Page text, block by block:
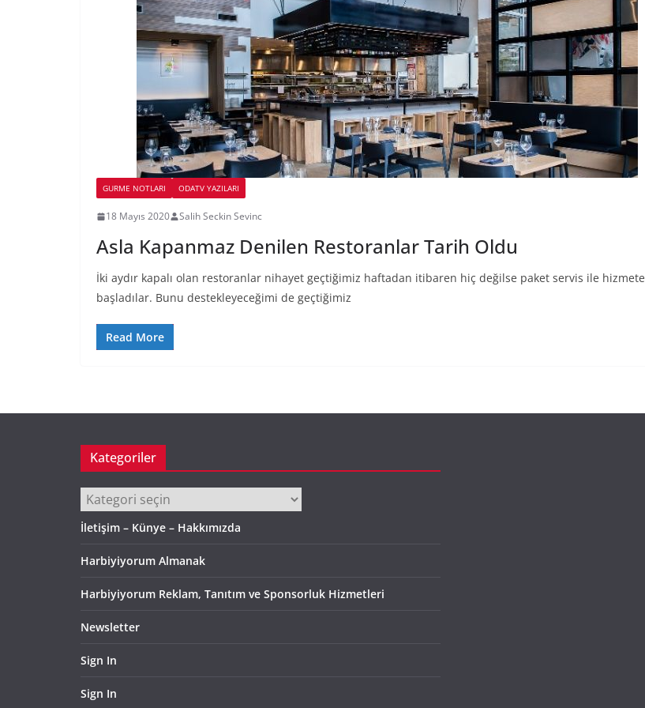
GURME NOTLARI ODATV YAZILARI
18 Mayıs 2020 Salih Seckin Sevinc
Asla Kapanmaz Denilen Restoranlar Tarih Oldu
İki aydır kapalı olan restoranlar nihayet geçtiğimiz haftadan itibaren hiç değilse paket servis ile hizmete
başladılar. Bunu destekleyeceğimi de geçtiğimiz
Read More
Kategoriler
Kategoriler
İletişim – Künye – Hakkımızda
Harbiyiyorum Almanak
Harbiyiyorum Reklam, Tanıtım ve Sponsorluk Hizmetleri
Newsletter
Sign In
Sign In